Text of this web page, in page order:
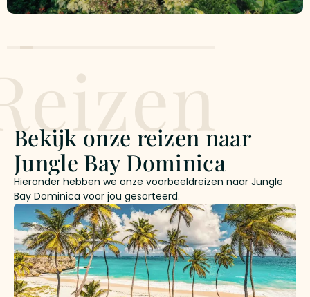
Bekijk onze reizen naar
Jungle Bay Dominica
Hieronder hebben we onze voorbeeldreizen naar Jungle
Bay Dominica voor jou gesorteerd.